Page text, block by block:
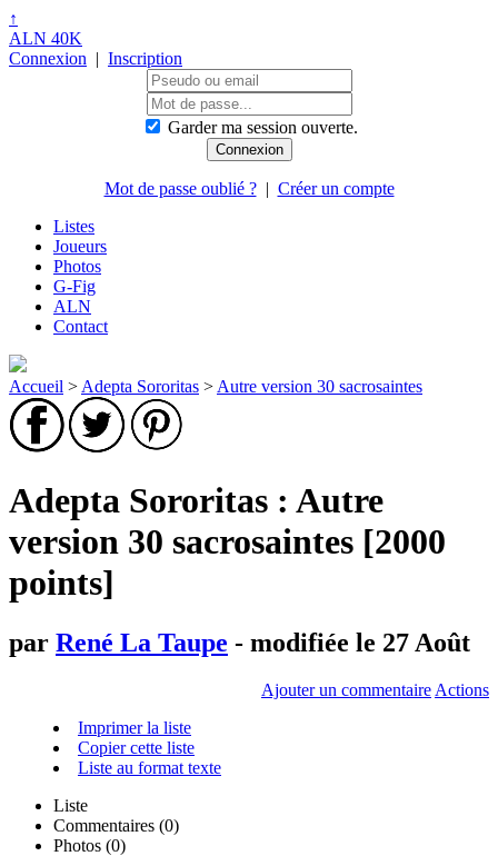
↑
ALN 40K
Connexion | Inscription
Garder ma session ouverte.
Mot de passe oublié ?| Créer un compte
Listes
Joueurs
Photos
G-Fig
ALN
Contact
Accueil > Adepta Sororitas > Autre version 30 sacrosaintes
Adepta Sororitas : Autre
version 30 sacrosaintes [2000
points]
par René La Taupe - modifiée le 27 Août
Ajouter un commentaire Actions
Imprimer la liste
Copier cette liste
Liste au format texte
Liste
Commentaires (0)
Photos (0)